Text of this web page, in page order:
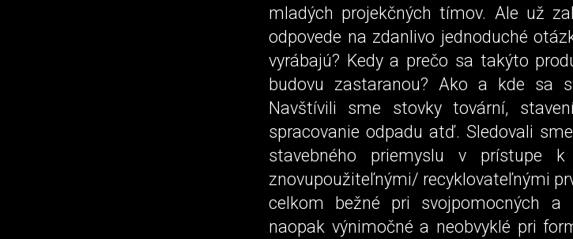
mladých projekčných tímov. Ale už
odpovede na zdanlivo jednoduché
vyrábajú? Kedy a prečo sa takýto
budovu zastaranou? Ako a kde sa
Navštívili sme stovky tovární,
spracovanie odpadu atď. Sledovali
stavebného priemyslu v prístupe
znovupoužiteľnými/ recyklovateľnými
celkom bežné pri svojpomocných a
naopak výnimočné a neobvyklé pri